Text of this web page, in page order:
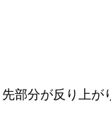
部分が反り上が